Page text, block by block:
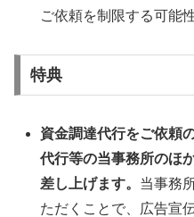
ご依頼を制限する可能
特典
資金調達代行をご依頼
代行等の当事務所のほ
差し上げます。 当事務
ただくことで、広告宣